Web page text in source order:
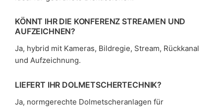
KÖNNT IHR DIE KONFERENZ STREAMEN UND
AUFZEICHNEN?
Ja, hybrid mit Kameras, Bildregie, Stream, Rückkanal
und Aufzeichnung.
LIEFERT IHR DOLMETSCHERTECHNIK?
Ja, normgerechte Dolmetscheranlagen für